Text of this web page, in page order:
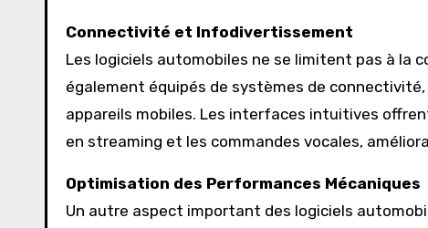
Connectivité et Infodivertissement
Les logiciels automobiles ne se limitent pas à la
également équipés de systèmes de
appareils mobiles. Les interfaces intuitives
en streaming et les commandes vocales,
Optimisation des Performances Mécaniques
Un autre aspect important des logiciels